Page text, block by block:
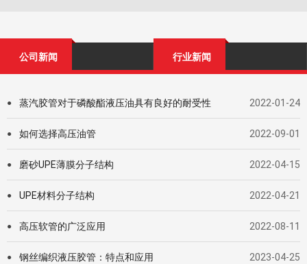
公司新闻 行业新闻
● 蒸汽胶管对于磷酸酯液压油具有良好的耐受性 2022-01-24
● 如何选择高压油管 2022-09-01
● 磨砂UPE薄膜分子结构 2022-04-15
● UPE材料分子结构 2022-04-21
● 高压软管的广泛应用 2022-08-11
● 钢丝编织液压胶管：特点和应用 2023-04-25